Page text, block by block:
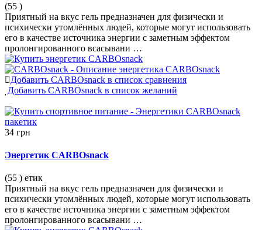
(55 )
Приятный на вкус гель предназначен для физически и
психически утомлённых людей, которые могут использовать
его в качестве источника энергии с заметным эффектом
пролонгированного всасывани …
Добавить CARBOsnack в список сравнения
Добавить CARBOsnack в список желаний
34 грн
Энергетик CARBOsnack
(55 ) етик
Приятный на вкус гель предназначен для физически и
психически утомлённых людей, которые могут использовать
его в качестве источника энергии с заметным эффектом
пролонгированного всасывани …